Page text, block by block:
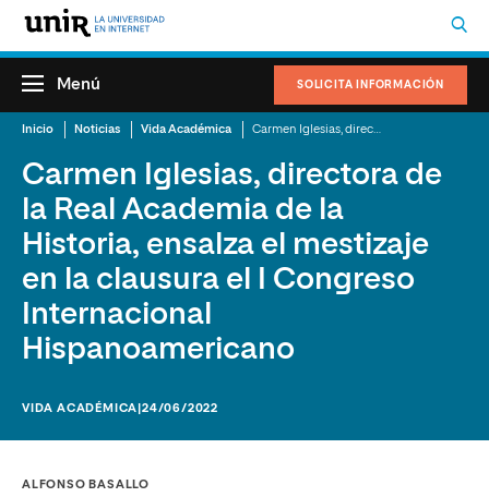
SOLICITA INFORMACIÓN
Menú
Inicio Noticias Vida Académica
Carmen Iglesias, directora de
la Real Academia de la
Historia, ensalza el mestizaje
en la clausura el I Congreso
Internacional
Hispanoamericano
VIDA ACADÉMICA |24/06/2022
ALFONSO BASALLO